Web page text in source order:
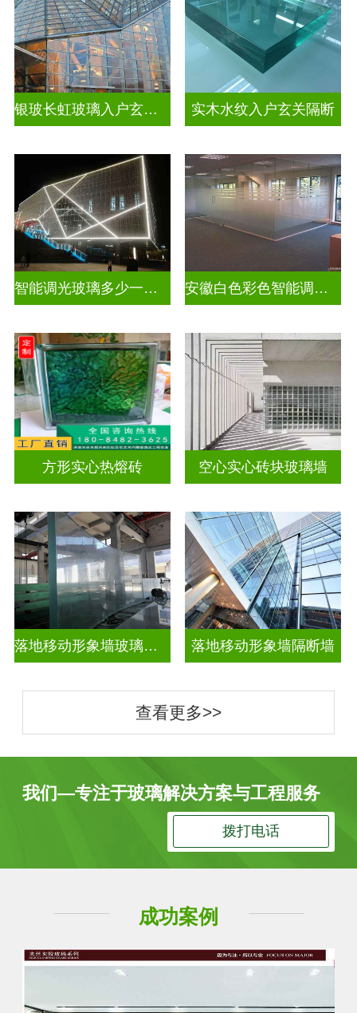
银玻长虹玻璃入户玄关隔断 实木水纹入户玄关隔断
智能调光玻璃多少一平方米 安徽白色彩色智能调光玻璃厂家
方形实心热熔砖 空心实心砖块玻璃墙
落地移动形象墙玻璃屏风隔断 落地移动形象墙隔断墙
查看更多>>
我们—专注于玻璃解决方案与工程服务
拨打电话
成功案例